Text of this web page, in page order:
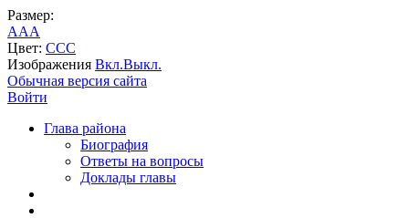
Размер:
AAA
Цвет: CCC
Изображения Вкл.Выкл.
Обычная версия сайта
Войти
Глава района
Биография
Ответы на вопросы
Доклады главы